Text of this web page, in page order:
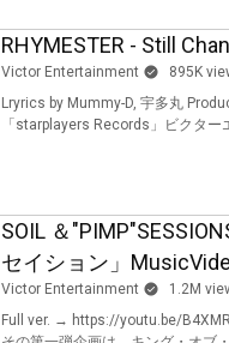
RHYMESTER - Still
Victor Entertainment 895K
Lryrics by Mummy-D, 宇多丸 Produced by
「starplayers Records」ビクタ
SOIL ＆
セイション」
Victor Entertainment 1.2M
Full ver. → https://youtu.be/B4XMRovROsg 2013年、アニヴァーサリーイヤー迎えるSOIL&"PIMP"SESSIONS。